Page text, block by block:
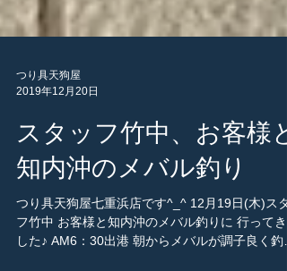
2019年12月20日
スタッフ竹中、お客様と